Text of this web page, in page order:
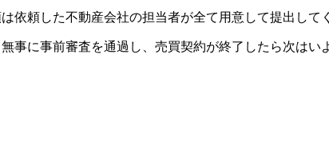
頼した不動産会社の担当者が全て用意して提出して
事に事前審査を通過し、売買契約が終了したら次は